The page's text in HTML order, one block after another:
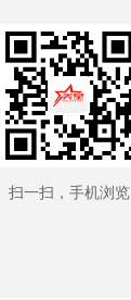
扫一扫，手机浏览